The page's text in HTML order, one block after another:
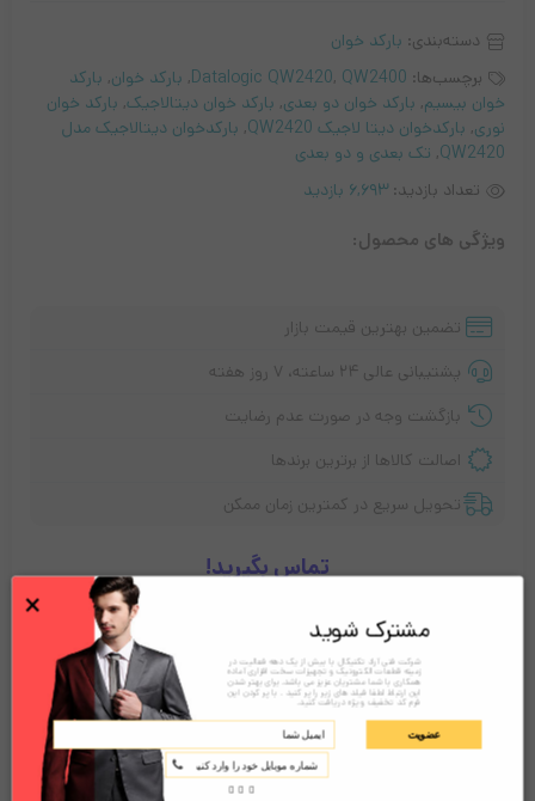
دسته‌بندی: بارکد خوان
برچسب‌ها:
Datalogic QW2420, QW2400
, بارکد خوان, بارکد
خوان بیسیم, بارکد خوان دو بعدی, بارکد خوان دیتالاجیک, بارکد خوان
نوری, بارکدخوان دیتا لاجیک QW2420 , بارکدخوان دیتالاجیک مدل
QW2420
, تک بعدی و دو بعدی
تعداد بازدید: 6,693 بازدید
ویژگی های محصول:
تضمین بهترین قیمت بازار
پشتیبانی عالی ۲۴ ساعته، ۷ روز هفته
بازگشت وجه در صورت عدم رضایت
اصالت کالاها از برترین برندها
تحویل سریع در کمترین زمان ممکن
تماس بگیرید!
توضیحات نقد و بررسی‌ها (0)
معرفی بارکدخوان
مشترک شوید
شرکت فنی آراد تکنیکال با بیش از یک دهه فعالیت در
زمینه قطعات الکترونیک و تجهیزات سخت افزاری آماده
همکاری با شما مشتریان عزیز می باشد. برای بهتر شدن
این ارتباط لطفا فیلد های زیر را پر کنید . با پر کردن این
فرم کد تخفیف ویژه دریافت کنید.
عضویت
×